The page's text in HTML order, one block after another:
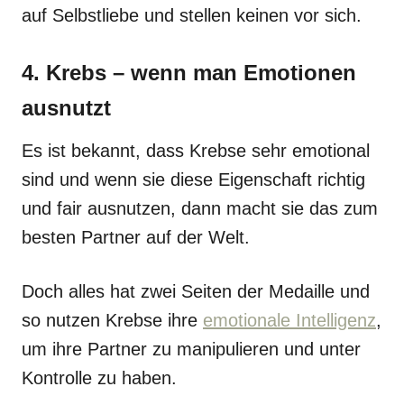
auf Selbstliebe und stellen keinen vor sich.
4. Krebs – wenn man Emotionen
ausnutzt
Es ist bekannt, dass Krebse sehr emotional
sind und wenn sie diese Eigenschaft richtig
und fair ausnutzen, dann macht sie das zum
besten Partner auf der Welt.
Doch alles hat zwei Seiten der Medaille und
so nutzen Krebse ihre emotionale Intelligenz,
um ihre Partner zu manipulieren und unter
Kontrolle zu haben.